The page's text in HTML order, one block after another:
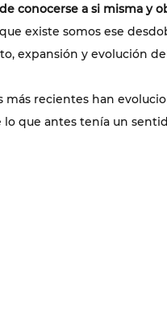
conocerse a si misma y
existe somos ese
expansión y evolución
recientes han
que antes tenía un